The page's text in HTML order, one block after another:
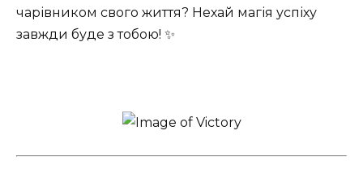
чарівником свого життя? Нехай магія успіху
завжди буде з тобою! ✨